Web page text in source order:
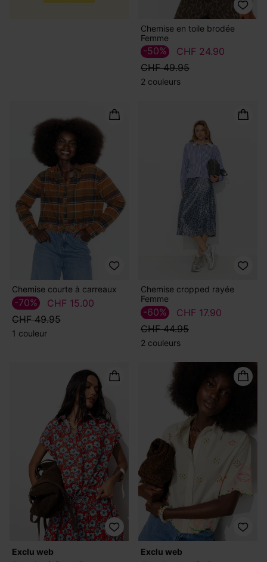
Chemise en toile brodée
Femme
CHF 24.90
CHF 49.95
-50%
2 couleurs
Chemise courte à carreaux
CHF 15.00
CHF 49.95
-70%
1 couleur
Chemise cropped rayée
Femme
CHF 17.90
CHF 44.95
-60%
2 couleurs
exclu web
exclu web